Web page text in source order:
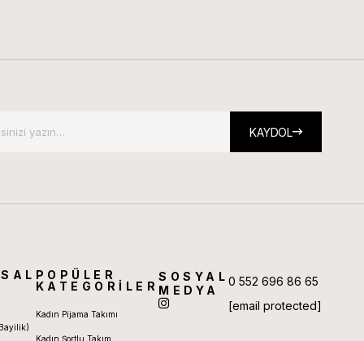
KAYDOL
POPÜLER
KATEGORİLER
Kadın Pijama Takımı
Kadın Şortlu Takım
SOSYAL
MEDYA
0 552 696 86 65
[email protected]